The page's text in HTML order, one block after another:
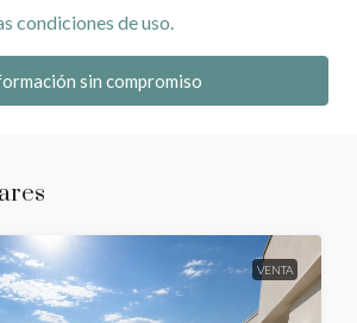
condiciones de uso.
sin compromiso
VENTA